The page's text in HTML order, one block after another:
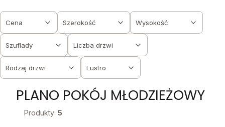
Cena Szerokość Wysokość
Szuflady Liczba drzwi
Rodzaj drzwi Lustro
Koniec filtrów
PLANO POKÓJ MŁODZIEŻOWY
Produkty: 5